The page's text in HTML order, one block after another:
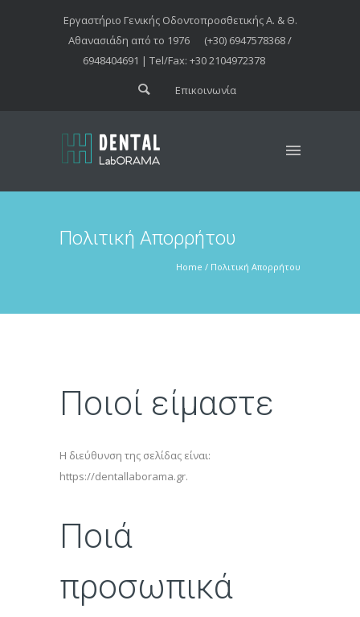
Εργαστήριο Γενικής Οδοντοπροσθετικής Α. & Θ.
Αθανασιάδη από το 1976
(+30) 6947578368 /
6948404691 | Tel/Fax: +30 2104972378
Επικοινωνία
Πολιτική Απορρήτου
Home / Πολιτική Απορρήτου
Ποιοί είμαστε
Η διεύθυνση της σελίδας είναι:
https://dentallaborama.gr.
Ποιά
προσωπικά